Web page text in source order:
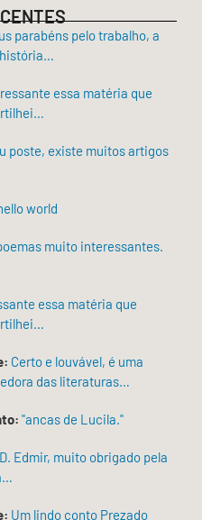
parabéns pelo trabalho, a
essa matéria que
poste, existe muitos artigos
world
muito interessantes.
essa matéria que
Certo e louvável, é uma
das literaturas…
"ancas de Lucila."
Edmir, muito obrigado pela
Um lindo conto Prezado